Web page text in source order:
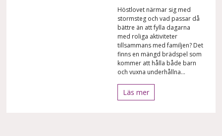
Höstlovet närmar sig med
stormsteg och vad passar då
bättre än att fylla dagarna
med roliga aktiviteter
tillsammans med familjen? Det
finns en mängd brädspel som
kommer att hålla både barn
och vuxna underhållna...
Läs mer